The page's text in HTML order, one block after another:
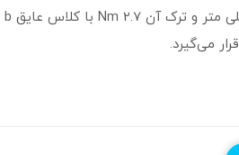
می‌گیرد.